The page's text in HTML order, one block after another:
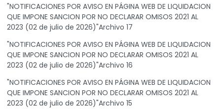
"NOTIFICACIONES POR AVISO EN PÁGINA WEB DE LIQUIDACION
QUE IMPONE SANCION POR NO DECLARAR OMISOS 2021 AL
2023 (02 de julio de 2026)"Archivo 17
"NOTIFICACIONES POR AVISO EN PÁGINA WEB DE LIQUIDACION
QUE IMPONE SANCION POR NO DECLARAR OMISOS 2021 AL
2023 (02 de julio de 2026)"Archivo 16
"NOTIFICACIONES POR AVISO EN PÁGINA WEB DE LIQUIDACION
QUE IMPONE SANCION POR NO DECLARAR OMISOS 2021 AL
2023 (02 de julio de 2026)"Archivo 15